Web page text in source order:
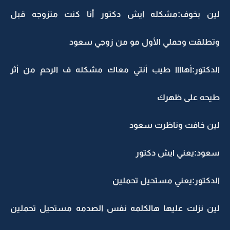
لين بخوف:مشكله ايش دكتور أنا كنت متزوجه قبل
وتطلقت وحملي الأول مو من زوجي سعود
الدكتور:أهاااا طيب أنتي معاك مشكله ف الرحم من أثر
طيحه على ظهرك
لين خافت وناظرت سعود
سعود:يعني ايش دكتور
الدكتور:يعني مستحيل تحملين
لين نزلت عليها هالكلمه نفس الصدمه مستحيل تحملين